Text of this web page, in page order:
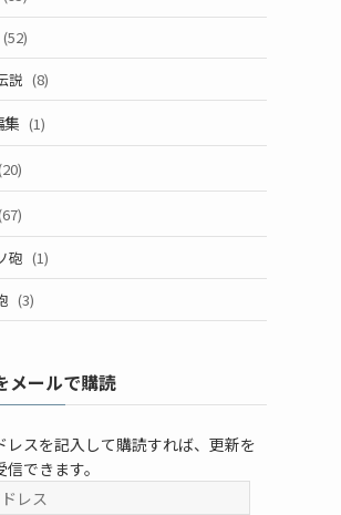
(52)
説 (8)
集 (1)
砲 (1)
(3)
メールで購読
レスを記入して購読すれば、更新を
できます。